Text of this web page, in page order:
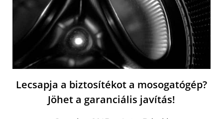
Lecsapja a biztosítékot a mosogatógép?
Jöhet a garanciális javítás!